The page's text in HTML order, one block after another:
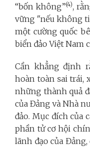
“bốn không”(4),
vững "nếu không
một cường quốc
biển đảo Việt Nam
Cần khẳng định
hoàn toàn sai trái,
những thành quả
của Đảng và Nhà
đảo. Mục đích của
phần tử cơ hội
lãnh đạo của